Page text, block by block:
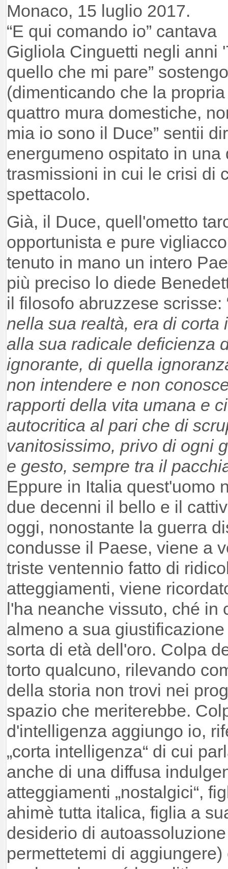
Monaco, 15 luglio 2017.
“E qui comando io” cantava
Gigliola Cinguetti negli anni
quello che mi pare”
(dimenticando che la
quattro mura domestiche,
mia io sono il Duce” sentii
energumeno ospitato in una
trasmissioni in cui le crisi di
spettacolo.
Già, il Duce, quell'ometto
opportunista e pure
tenuto in mano un intero
più preciso lo diede
il filosofo abruzzese
nella sua realtà, era di corta
alla sua radicale deficienza
ignorante, di quella
non intendere e non
rapporti della vita umana e
autocritica al pari che di
vanitosissimo, privo di ogni
e gesto, sempre tra il
Eppure in Italia quest'uomo
due decenni il bello e il
oggi, nonostante la guerra
condusse il Paese, viene a
triste ventennio fatto di
atteggiamenti, viene
l'ha neanche vissuto, ché in
almeno a sua
sorta di età dell'oro. Colpa
torto qualcuno, rilevando
della storia non trovi nei
spazio che meriterebbe.
d'intelligenza aggiungo io,
„corta intelligenza“ di cui
anche di una diffusa
atteggiamenti „nostalgici“,
ahimè tutta italica, figlia a
desiderio di
permettetemi di